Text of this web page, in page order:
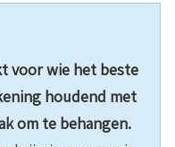
voor wie het beste
houdend met
om te behangen.